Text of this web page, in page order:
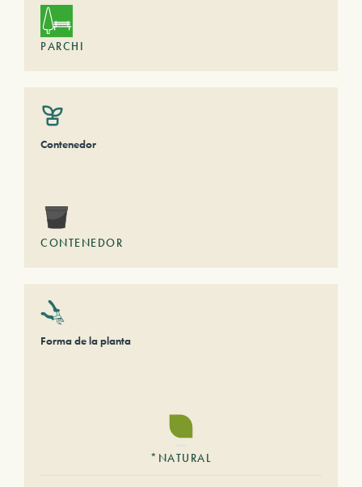
PARCHI
Contenedor
CONTENEDOR
Forma de la planta
*NATURAL